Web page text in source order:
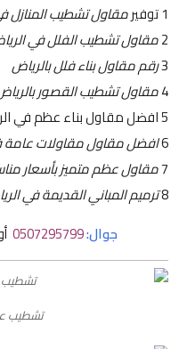
1 توفير
مقاول تشطيب المنازل
2مقاول تشطيب الفلل في
3رقم مقاول بناء فلل بالرياض
4مقاول تشطيب القصور
5 افضل مقاول بناء عظم في الرياض بأدوات صحية متطورة
6افضل مقاول مقاولات عامة
7مقاول عظم متميز بأسعار
8ترميم المباني القديمة في
جوال:0507295799
تشطيب